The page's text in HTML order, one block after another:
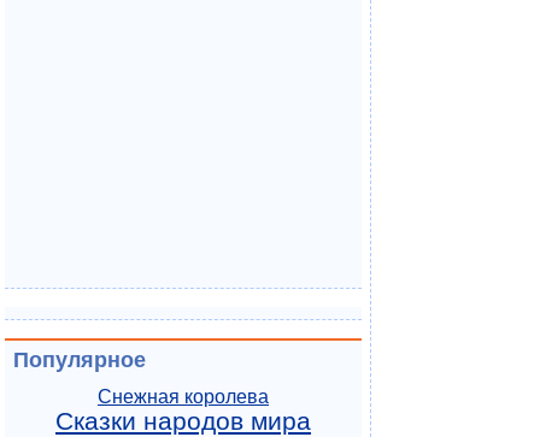
Популярное
Снежная королева
Сказки народов мира